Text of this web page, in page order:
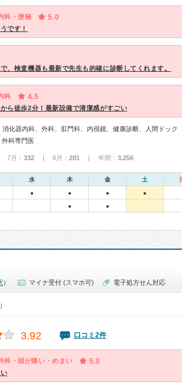
科・便秘 5.0
です！
、検査機器も最新で先生も的確に診断してくれます。
科 4.5
ら徒歩2分！最新設備で清潔感がすごい
消化器内科、外科、肛門科、内視鏡、健康診断、人間ドック
外科専門医
7月： 332 | 6月： 281 | 年間： 3,256
水 木 金 土
● ● ● ●
● ●
） マイナ受付 (スマホ可) 電子処方せん対応
3.92 口コミ2件
科・頭が痛い・めまい 5.0